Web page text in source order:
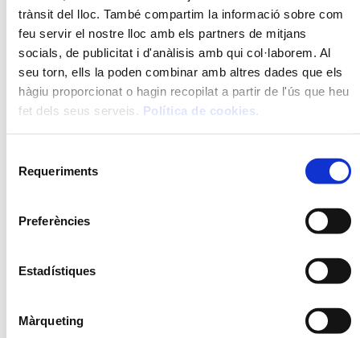
trànsit del lloc. També compartim la informació sobre com
feu servir el nostre lloc amb els partners de mitjans
socials, de publicitat i d'anàlisis amb qui col·laborem. Al
seu torn, ells la poden combinar amb altres dades que els
hàgiu proporcionat o hagin recopilat a partir de l'ús que heu
fet dels seus serveis. Política de cookies.
Requeriments
Preferències
Estadístiques
Màrqueting
FORMATS
1 kg
PREPARACIÓ